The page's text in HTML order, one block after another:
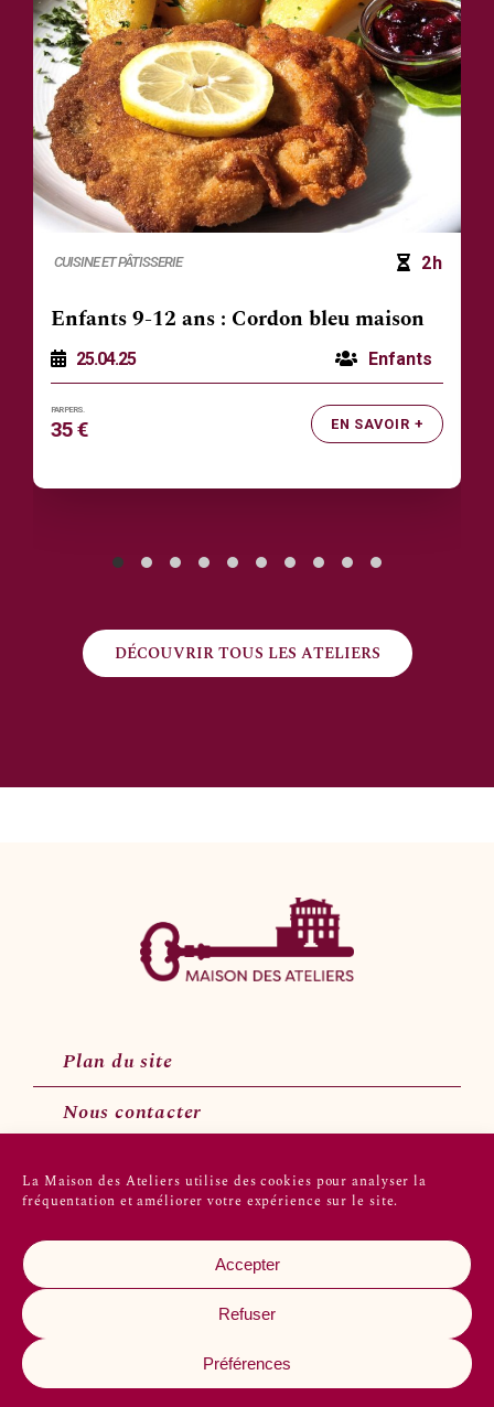
La Maison des Ateliers utilise des cookies pour analyser la
fréquentation et améliorer votre expérience sur le site.
Accepter
Refuser
Préférences
CUISINE ET PÂTISSERIE 2h
Enfants 9-12 ans : Cordon bleu maison
Enfants
25.04.25
EN SAVOIR +
35 €
DÉCOUVRIR TOUS LES ATELIERS
Plan du site
Nous contacter